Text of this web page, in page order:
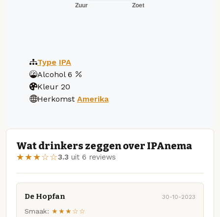
Type IPA
Alcohol 6
Kleur 20
Herkomst Amerika
Wat drinkers zeggen over IPAnema
★★★☆☆3.3 uit 6 reviews
De Hopfan 30-10-2023
Smaak: ★★★☆☆